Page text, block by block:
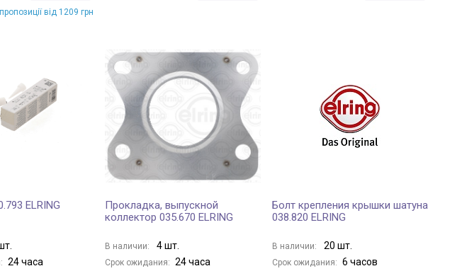
від 1209 грн
ELRING
24 часа
Прокладка, выпускной
коллектор 035.670 ELRING
В наличии: 4 шт.
Срок ожидания: 24 часа
Болт крепления крышки шатуна
038.820 ELRING
В наличии: 20 шт.
Срок ожидания: 6 часов